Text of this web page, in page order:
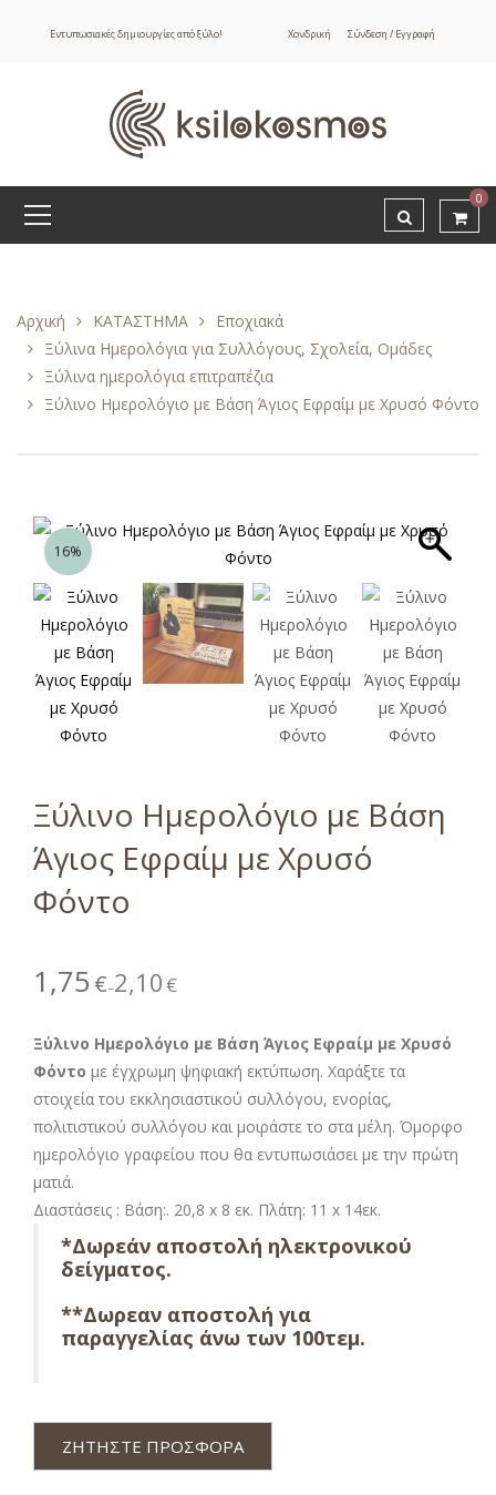
Εντυπωσιακές δημιουργίες από ξύλο! Χονδρική Σύνδεση / Εγγραφή
0
Αρχική ΚΑΤΑΣΤΗΜΑ
Εποχιακά
Ξύλινα Ημερολόγια για Συλλόγους, Σχολεία, Ομάδες
Ξύλινα ημερολόγια επιτραπέζια
Ξύλινο Ημερολόγιο με Βάση Άγιος Εφραίμ με Χρυσό Φόντο
16%
Ξύλινο Ημερολόγιο με Βάση
Άγιος Εφραίμ με Χρυσό
Φόντο
1,75 €–2,10 €
Ξύλινο Ημερολόγιο με Βάση Άγιος Εφραίμ με Χρυσό
Φόντο με έγχρωμη ψηφιακή εκτύπωση. Χαράξτε τα
στοιχεία του εκκλησιαστικού συλλόγου, ενορίας,
πολιτιστικού συλλόγου και μοιράστε το στα μέλη. Όμορφο
ημερολόγιο γραφείου που θα εντυπωσιάσει με την πρώτη
ματιά.
Διαστάσεις : Βάση:. 20,8 x 8 εκ. Πλάτη: 11 x 14εκ.
*Δωρεάν αποστολή ηλεκτρονικού
δείγματος.
**Δωρεαν αποστολή για
παραγγελίας άνω των 100τεμ.
ΖΗΤΗΣΤΕ ΠΡΟΣΦΟΡΑ